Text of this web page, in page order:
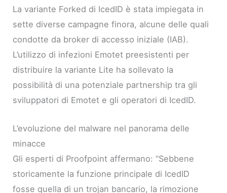
La variante Forked di IcedID è stata impiegata in
sette diverse campagne finora, alcune delle quali
condotte da broker di accesso iniziale (IAB).
L’utilizzo di infezioni Emotet preesistenti per
distribuire la variante Lite ha sollevato la
possibilità di una potenziale partnership tra gli
sviluppatori di Emotet e gli operatori di IcedID.
L’evoluzione del malware nel panorama delle
minacce
Gli esperti di Proofpoint affermano: “Sebbene
storicamente la funzione principale di IcedID
fosse quella di un trojan bancario, la rimozione